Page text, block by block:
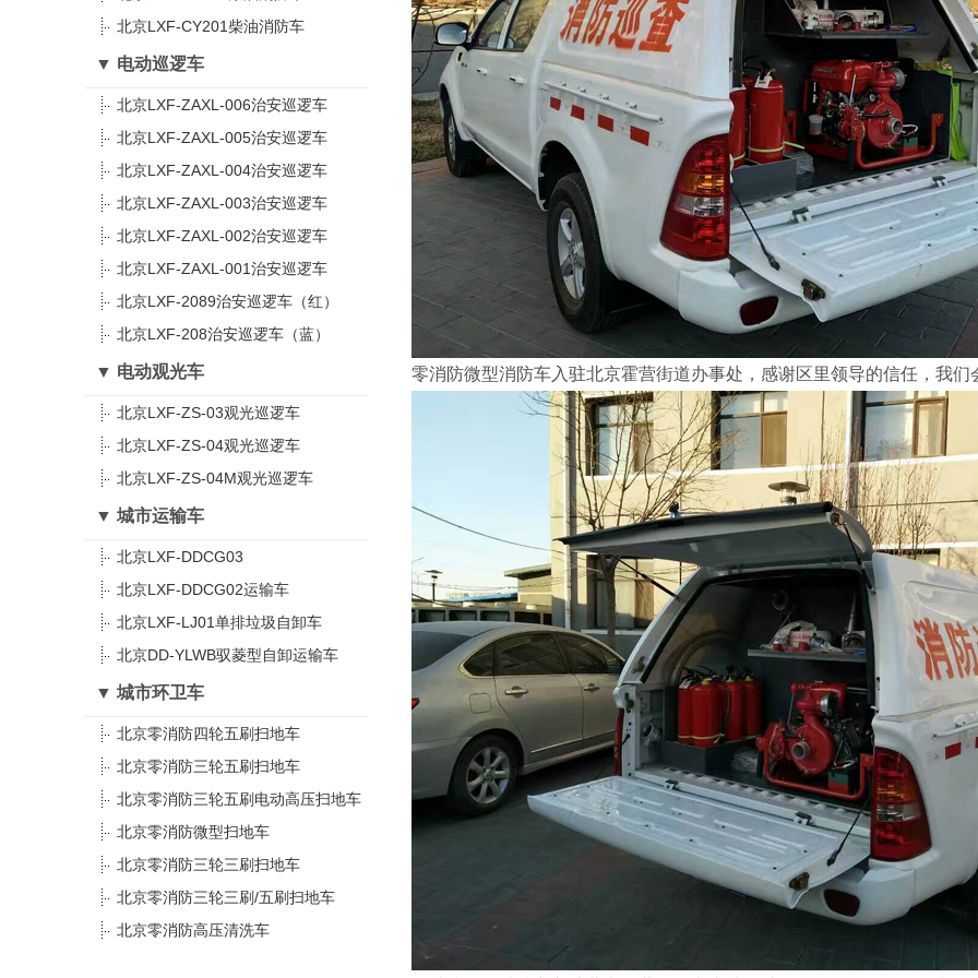
北京LXF-CY201柴油消防车
▼ 电动巡逻车
北京LXF-ZAXL-006治安巡逻车
北京LXF-ZAXL-005治安巡逻车
北京LXF-ZAXL-004治安巡逻车
北京LXF-ZAXL-003治安巡逻车
北京LXF-ZAXL-002治安巡逻车
北京LXF-ZAXL-001治安巡逻车
北京LXF-2089治安巡逻车（红）
北京LXF-208治安巡逻车（蓝）
▼ 电动观光车
北京LXF-ZS-03观光巡逻车
北京LXF-ZS-04观光巡逻车
北京LXF-ZS-04M观光巡逻车
▼ 城市运输车
北京LXF-DDCG03
北京LXF-DDCG02运输车
北京LXF-LJ01单排垃圾自卸车
北京DD-YLWB驭菱型自卸运输车
▼ 城市环卫车
北京零消防四轮五刷扫地车
北京零消防三轮五刷扫地车
北京零消防三轮五刷电动高压扫地车
北京零消防微型扫地车
北京零消防三轮三刷扫地车
北京零消防三轮三刷/五刷扫地车
北京零消防高压清洗车
零消防微型消防车入驻北京霍营街道办事处，感谢区里领导的信任，我们